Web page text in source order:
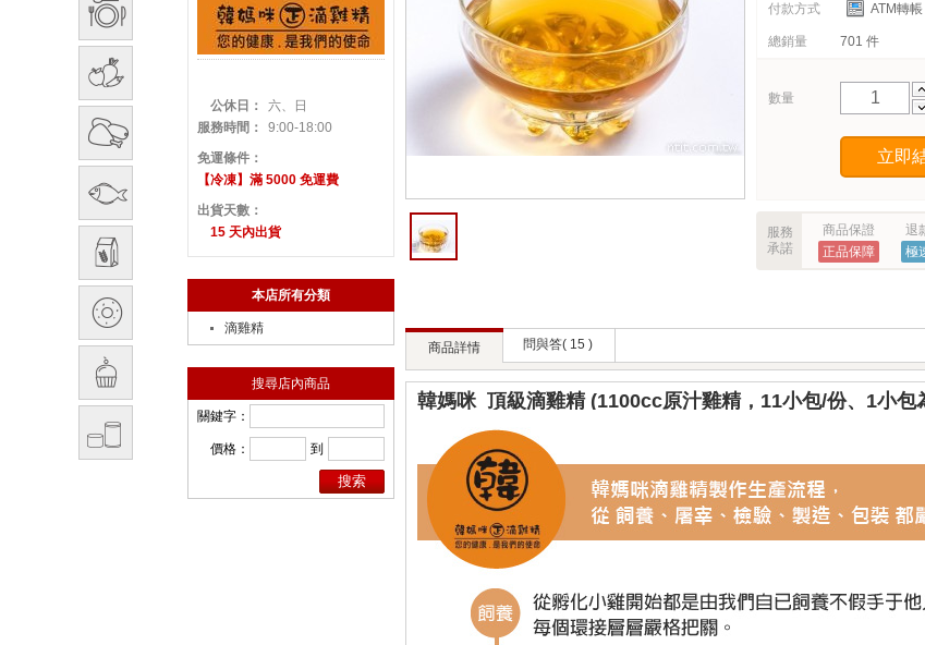
公休日：
六、日
服務時間：
9:00-18:00
免運條件：
【冷凍】滿 5000 免運費
出貨天數：
15 天內出貨
本店所有分類
滴雞精
搜尋店內商品
關鍵字：
價格： 到
付款方式 ATM轉帳
總銷量 701 件
數量
服務
承諾
商品保證
正品保障
退
極
商品詳情 問與答( 15 )
韓媽咪_頂級滴雞精 (1100cc原汁雞精，11小包/份、1小包